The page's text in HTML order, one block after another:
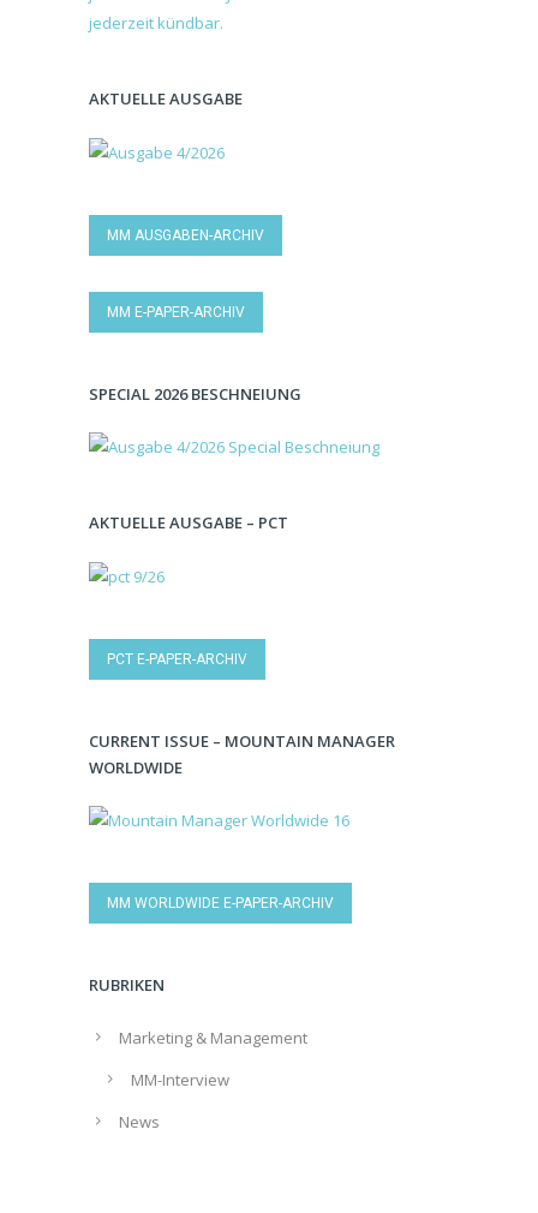
AKTUELLE AUSGABE
MM AUSGABEN-ARCHIV
MM E-PAPER-ARCHIV
SPECIAL 2026 BESCHNEIUNG
AKTUELLE AUSGABE – PCT
PCT E-PAPER-ARCHIV
CURRENT ISSUE – MOUNTAIN MANAGER
WORLDWIDE
MM WORLDWIDE E-PAPER-ARCHIV
RUBRIKEN
Marketing & Management
MM-Interview
News